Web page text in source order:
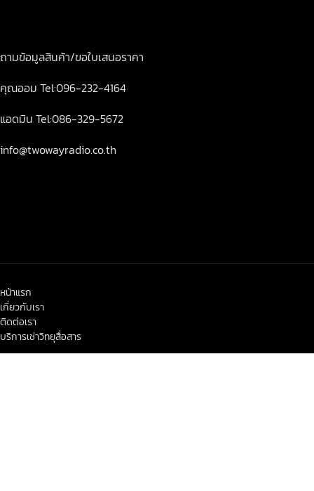
ถามข้อมูลสินค้า/ขอใบเสนอราคา
คุณออม Tel:096-232-4164
แอดมิน Tel:086-329-5672
info@twowayradio.co.th
หน้าแรก
เกี่ยวกับเรา
ติดต่อเรา
บริการเช่าวิทยุสื่อสาร